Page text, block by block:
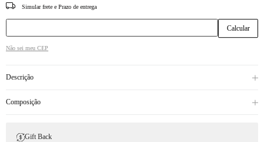
CEP
Não sei meu CEP
Descrição
Composição
Gift Back